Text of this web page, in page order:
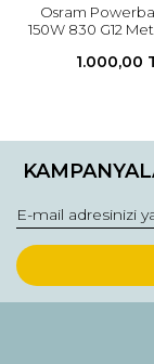
Osram
150W 830 G12
1.000,00